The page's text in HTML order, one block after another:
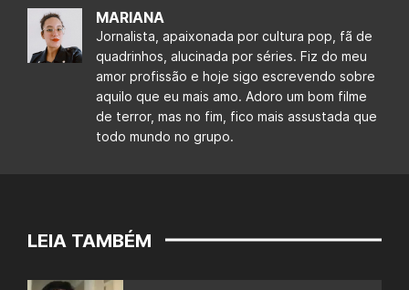
MARIANA
Jornalista, apaixonada por cultura pop, fã de
quadrinhos, alucinada por séries. Fiz do meu
amor profissão e hoje sigo escrevendo sobre
aquilo que eu mais amo. Adoro um bom filme
de terror, mas no fim, fico mais assustada que
todo mundo no grupo.
LEIA TAMBÉM